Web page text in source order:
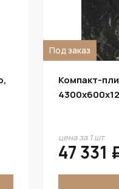
Под заказ
Компакт-
4300х600х12
цена за 1 шт
47 331